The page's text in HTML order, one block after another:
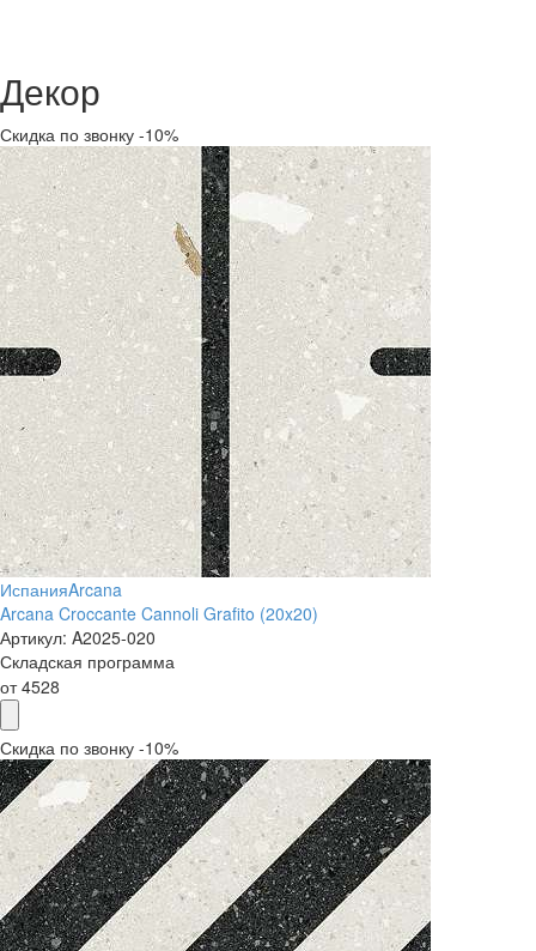
Декор
Скидка по звонку -10%
ИспанияArcana
Arcana Croccante Cannoli Grafito (20x20)
Артикул: A2025-020
Складская программа
от4528
Скидка по звонку -10%